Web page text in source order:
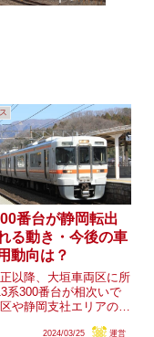
番台が静岡転出
る動き・今後の車
動向は？
以降、大垣車両区に所
系300番台が相次いで
や静岡支社エリアの運
2024/03/25 運営